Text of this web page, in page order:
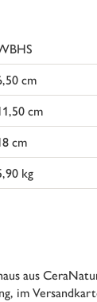
cm
cm
cm
kg
aus
im